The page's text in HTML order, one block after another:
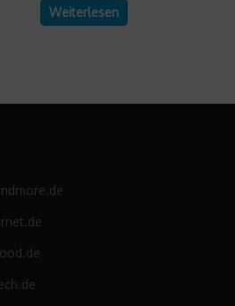
Weiterlesen